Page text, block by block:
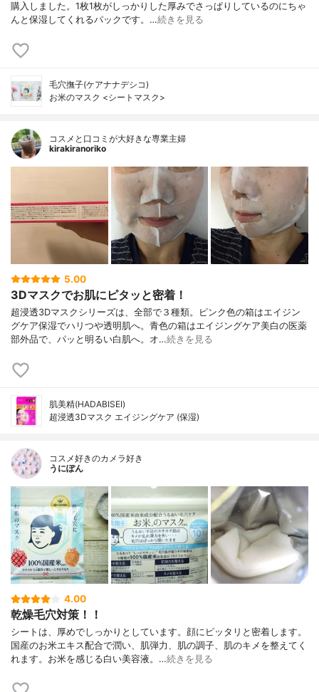
購入しました。1枚1枚がしっかりした厚みでさっぱりしているのにちゃ
んと保湿してくれるパックです。…続きを見る
毛穴撫子(ケアナナデシコ)
お米のマスク <シートマスク>
コスメと口コミが大好きな専業主婦
kirakiranoriko
5.00
3Dマスクでお肌にピタッと密着！
超浸透3Dマスクシリーズは、全部で３種類。ピンク色の箱はエイジン
グケア保湿でハリつや透明肌へ。青色の箱はエイジングケア美白の医薬
部外品で、パッと明るい白肌へ。オ…続きを見る
肌美精(HADABISEI)
超浸透3Dマスク エイジングケア (保湿)
コスメ好きのカメラ好き
うにぽん
4.00
乾燥毛穴対策！！
シートは、厚めでしっかりとしています。顔にピッタリと密着します。
国産のお米エキス配合で潤い、肌弾力、肌の調子、肌のキメを整えてく
れます。お米を感じる白い美容液。…続きを見る